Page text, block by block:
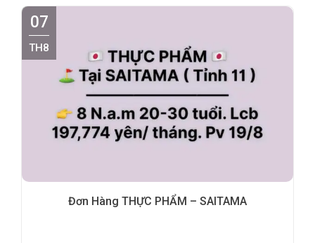
07
TH8
Đơn Hàng THỰC PHẨM – SAITAMA